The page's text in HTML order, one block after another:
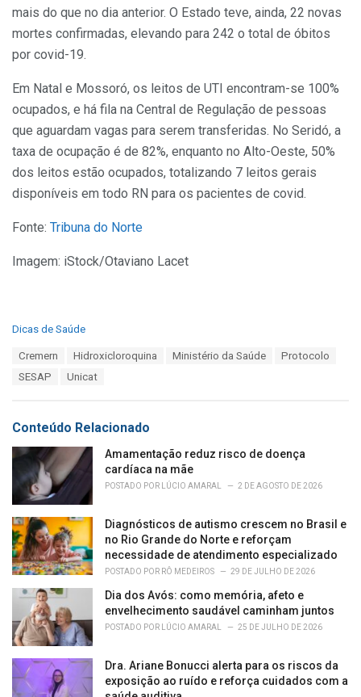
mais do que no dia anterior. O Estado teve, ainda, 22 novas
mortes confirmadas, elevando para 242 o total de óbitos
por covid-19.
Em Natal e Mossoró, os leitos de UTI encontram-se 100%
ocupados, e há fila na Central de Regulação de pessoas
que aguardam vagas para serem transferidas. No Seridó, a
taxa de ocupação é de 82%, enquanto no Alto-Oeste, 50%
dos leitos estão ocupados, totalizando 7 leitos gerais
disponíveis em todo RN para os pacientes de covid.
Fonte: Tribuna do Norte
Imagem: iStock/Otaviano Lacet
C
i
e
s
Dicas de Saúde
Cremern Hidroxicloroquina Ministério da Saúde
Protocolo
SESAP
Unicat
Conteúdo Relacionado
Amamentação reduz risco de doença
cardíaca na mãe
POSTADO POR LÚCIO AMARAL 2 DE AGOSTO DE 2026
Diagnósticos de autismo crescem no Brasil e
no Rio Grande do Norte e reforçam
necessidade de atendimento especializado
POSTADO POR RÔ MEDEIROS 29 DE JULHO DE 2026
Dia dos Avós: como memória, afeto e
envelhecimento saudável caminham juntos
POSTADO POR LÚCIO AMARAL 25 DE JULHO DE 2026
Dra. Ariane Bonucci alerta para os riscos da
exposição ao ruído e reforça cuidados com a